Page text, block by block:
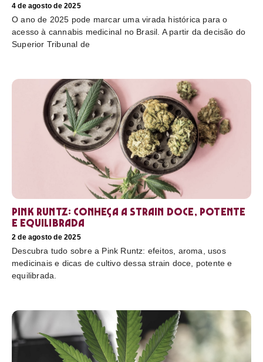
4 de agosto de 2025
O ano de 2025 pode marcar uma virada histórica para o
acesso à cannabis medicinal no Brasil. A partir da decisão do
Superior Tribunal de
Pink Runtz: conheça a strain doce, potente
e equilibrada
2 de agosto de 2025
Descubra tudo sobre a Pink Runtz: efeitos, aroma, usos
medicinais e dicas de cultivo dessa strain doce, potente e
equilibrada.